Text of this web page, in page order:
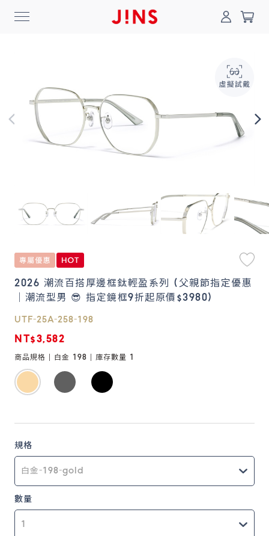
登入/註冊 門市一覽
最新消息
Collection
Online Shop
鏡片說明
Lens
常見問題
FAQ
0
2026 潮流百搭厚邊框鈦輕盈系列 (父親節指定優惠
｜潮流型男 😎 指定鏡框9折起原價$3980)
UTF-25A-258-198
NT$3,582
商品規格 | 白金 198 | 庫存數量 1
規格
數量